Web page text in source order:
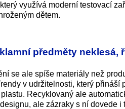
využívá moderní testovací
dětem.
předměty neklesá,
se ale spíše materiály než
v udržitelnosti, který přináší
Recyklovaný ale
ale zázraky s ní dovede i